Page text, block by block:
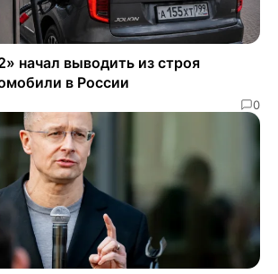
начал выводить из строя
в России
0